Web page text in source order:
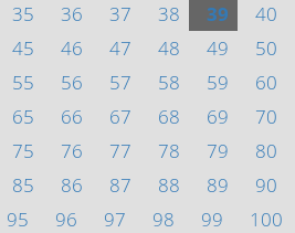
35 36 37 38 39
40
45 46 47 48 49
50
55 56 57 58 59
60
65 66 67 68 69
70
75 76 77 78 79
80
85 86 87 88 89
90
95 96 97 98 99
100